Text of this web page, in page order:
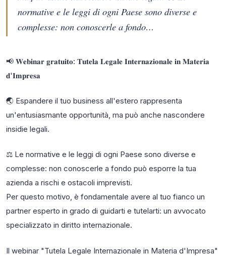
normative e le leggi di ogni Paese sono diverse e
complesse: non conoscerle a fondo…
📢 𝐖𝐞𝐛𝐢𝐧𝐚𝐫 𝐠𝐫𝐚𝐭𝐮𝐢𝐭𝐨: 𝐓𝐮𝐭𝐞𝐥𝐚 𝐋𝐞𝐠𝐚𝐥𝐞 𝐈𝐧𝐭𝐞𝐫𝐧𝐚𝐳𝐢𝐨𝐧𝐚𝐥𝐞 𝐢𝐧 𝐌𝐚𝐭𝐞𝐫𝐢𝐚
𝐝'𝐈𝐦𝐩𝐫𝐞𝐬𝐚
🌏 Espandere il tuo business all'estero rappresenta
un'entusiasmante opportunità, ma può anche nascondere
insidie legali.
⚖ Le normative e le leggi di ogni Paese sono diverse e
complesse: non conoscerle a fondo può esporre la tua
azienda a rischi e ostacoli imprevisti.
Per questo motivo, è fondamentale avere al tuo fianco un
partner esperto in grado di guidarti e tutelarti: un avvocato
specializzato in diritto internazionale.
Il webinar "Tutela Legale Internazionale in Materia d'Impresa"